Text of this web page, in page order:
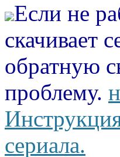
Если не
скачивает
обратную
проблему.
сериала.